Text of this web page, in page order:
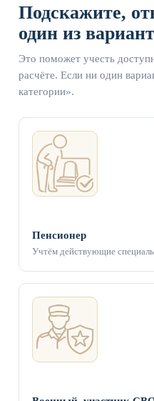
Подскажите,
один из
Это поможет учесть
расчёте. Если ни один
категории».
Пенсионер
Учтём действующие